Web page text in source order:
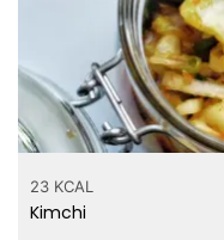
23 KCAL
Kimchi